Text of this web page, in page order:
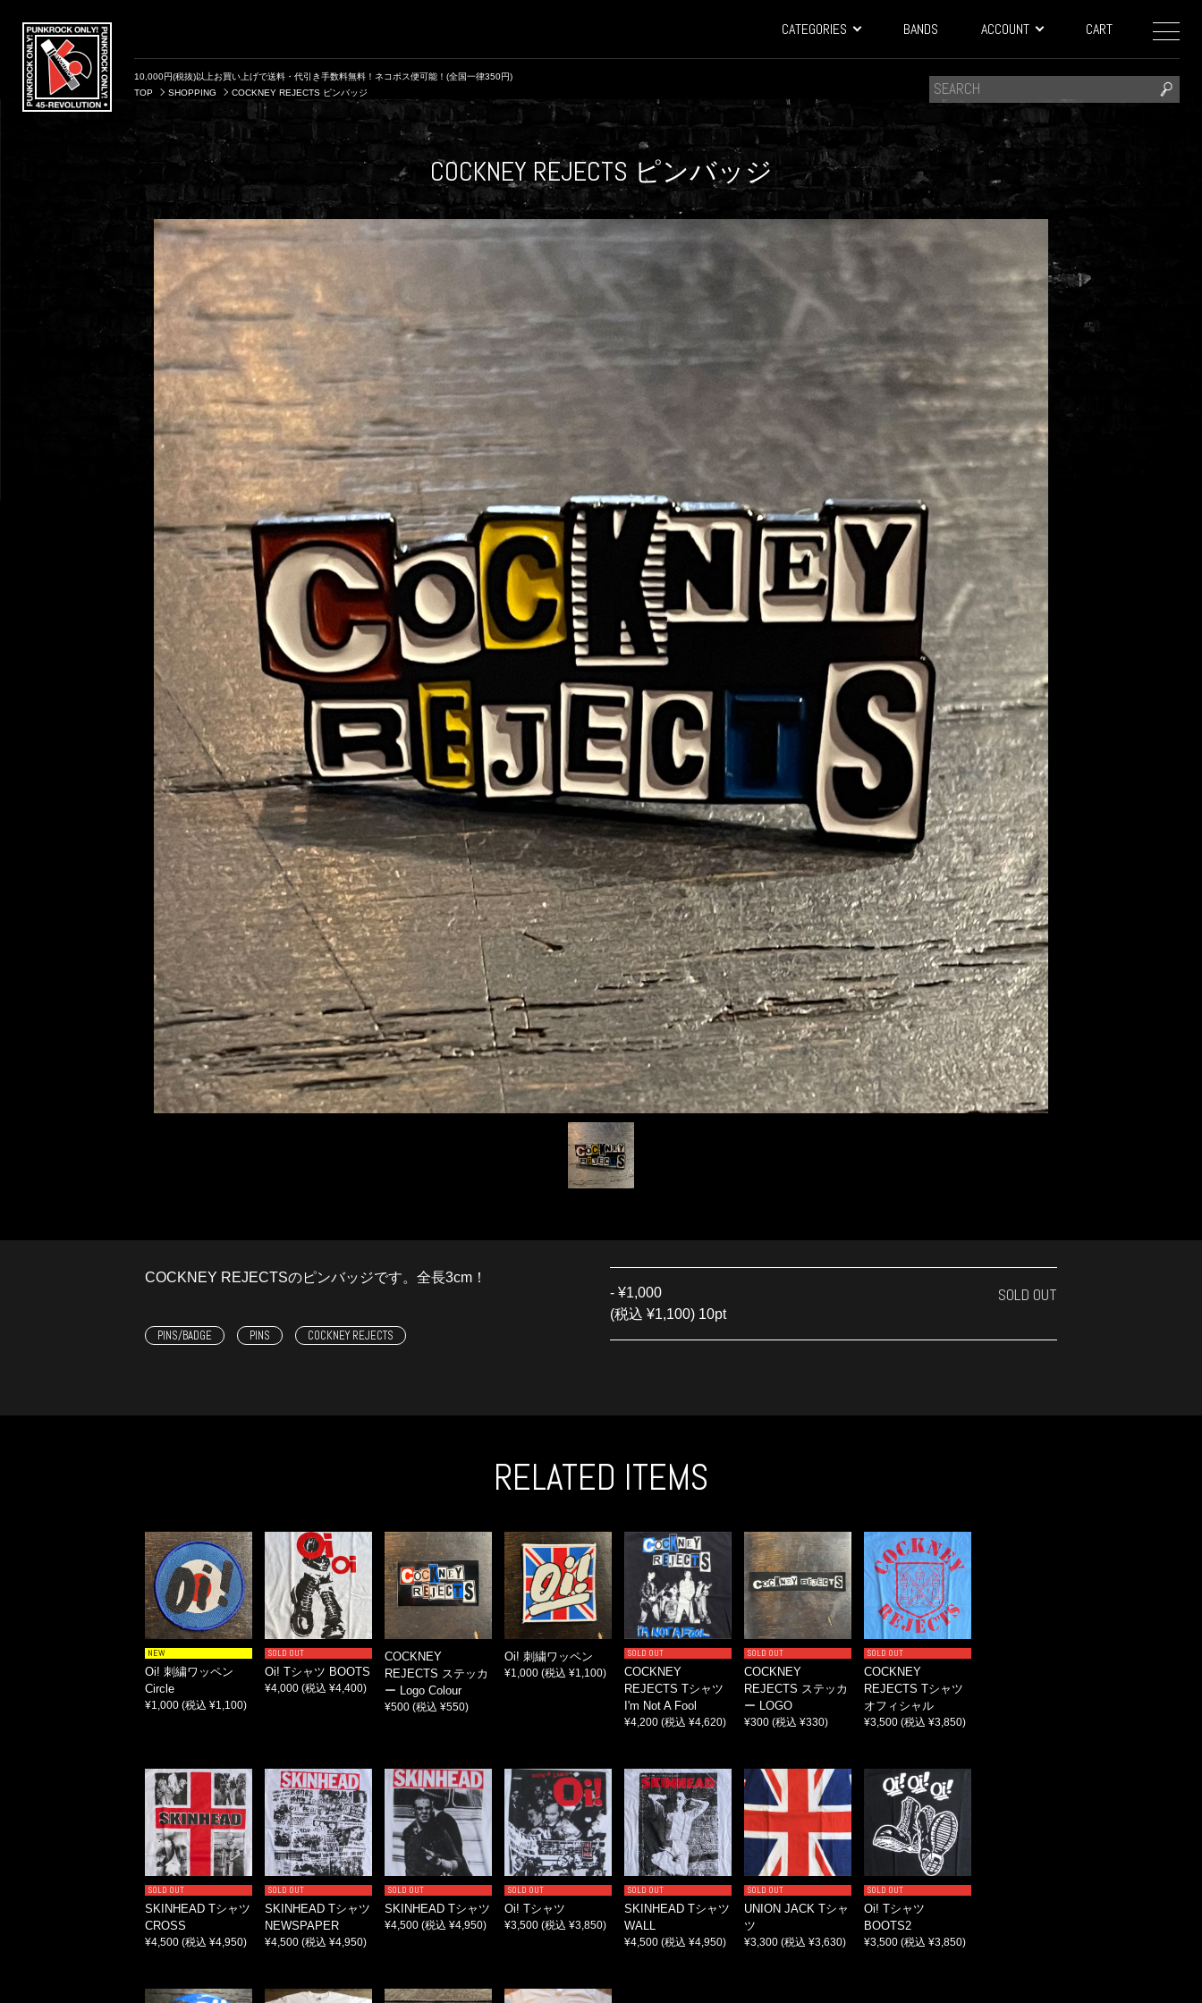
10,000円(税抜)以上お買い上げで送料・代引き手数料無料！ネコポス便可能！(全国一律350円)
TOP
SHOPPING COCKNEY REJECTS ピンバッジ
CART
ACCOUNT
BANDS
CATEGORIES
COCKNEY REJECTS ピンバッジ
COCKNEY REJECTSのピンバッジです。全長3cm！
PINS/BADGE PINS COCKNEY REJECTS
- ¥1,000
(税込 ¥1,100) 10pt
SOLD OUT
RELATED ITEMS
NEW
Oi! 刺繍ワッペン
Circle
¥1,000 (税込 ¥1,100)
SOLD OUT
Oi! Tシャツ BOOTS
¥4,000 (税込 ¥4,400)
COCKNEY
REJECTS ステッカ
ー Logo Colour
¥500 (税込 ¥550)
Oi! 刺繍ワッペン
¥1,000 (税込 ¥1,100)
SOLD OUT
COCKNEY
REJECTS Tシャツ
I'm Not A Fool
¥4,200 (税込 ¥4,620)
SOLD OUT
COCKNEY
REJECTS ステッカ
ー LOGO
¥300 (税込 ¥330)
SOLD OUT
COCKNEY
REJECTS Tシャツ
オフィシャル
¥3,500 (税込 ¥3,850)
SOLD OUT
SKINHEAD Tシャツ
CROSS
¥4,500 (税込 ¥4,950)
SOLD OUT
SKINHEAD Tシャツ
NEWSPAPER
¥4,500 (税込 ¥4,950)
SOLD OUT
SKINHEAD Tシャツ
¥4,500 (税込 ¥4,950)
SOLD OUT
Oi! Tシャツ
¥3,500 (税込 ¥3,850)
SOLD OUT
SKINHEAD Tシャツ
WALL
¥4,500 (税込 ¥4,950)
SOLD OUT
UNION JACK Tシャ
ツ
¥3,300 (税込 ¥3,630)
SOLD OUT
Oi! Tシャツ
BOOTS2
¥3,500 (税込 ¥3,850)